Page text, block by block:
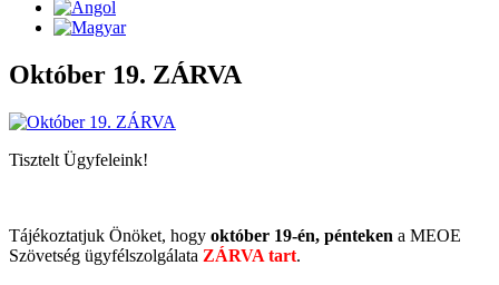
Október 19. ZÁRVA
Tisztelt Ügyfeleink!
Tájékoztatjuk Önöket, hogy október 19-én, pénteken a MEOE
Szövetség ügyfélszolgálata ZÁRVA tart.